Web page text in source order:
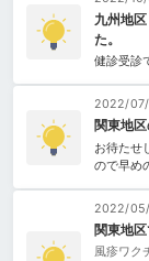
九州地
た。
健診受診
2022/
関東地
お待たせ
ので早め
2022/
関東地
風疹ワ